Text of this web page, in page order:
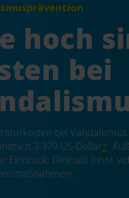
hoch
bei
bei
3.370 US-Dollar*.
Eindruck. Deshalb lohnt